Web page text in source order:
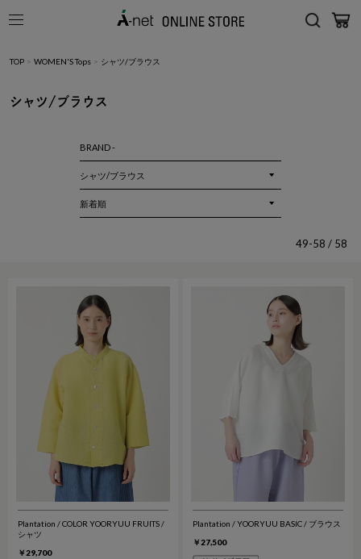
TOP > WOMEN'S Tops > シャツ/ブラウス
シャツ/ブラウス
BRAND -
49-58 / 58
Plantation / COLOR YOORYUU FRUITS /
シャツ
￥29,700
Plantation / YOORYUU BASIC / ブラウス
￥27,500